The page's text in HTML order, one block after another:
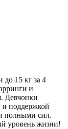
до 15 кг за 4
и
Девчонки
и поддержкой
полными сил.
уровень жизни!